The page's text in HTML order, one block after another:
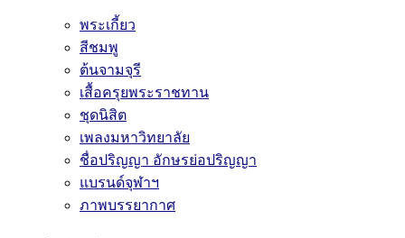
พระเกี้ยว
สีชมพู
ต้นจามจุรี
เสื้อครุยพระราชทาน
ชุดนิสิต
เพลงมหาวิทยาลัย
ชื่อปริญญา อักษรย่อปริญญา
แบรนด์จุฬาฯ
ภาพบรรยากาศ